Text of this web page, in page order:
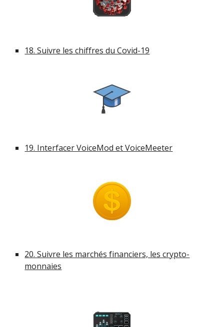
18. Suivre les chiffres du Covid-19
19. Interfacer VoiceMod et VoiceMeeter
20. Suivre les marchés financiers, les crypto-
monnaies